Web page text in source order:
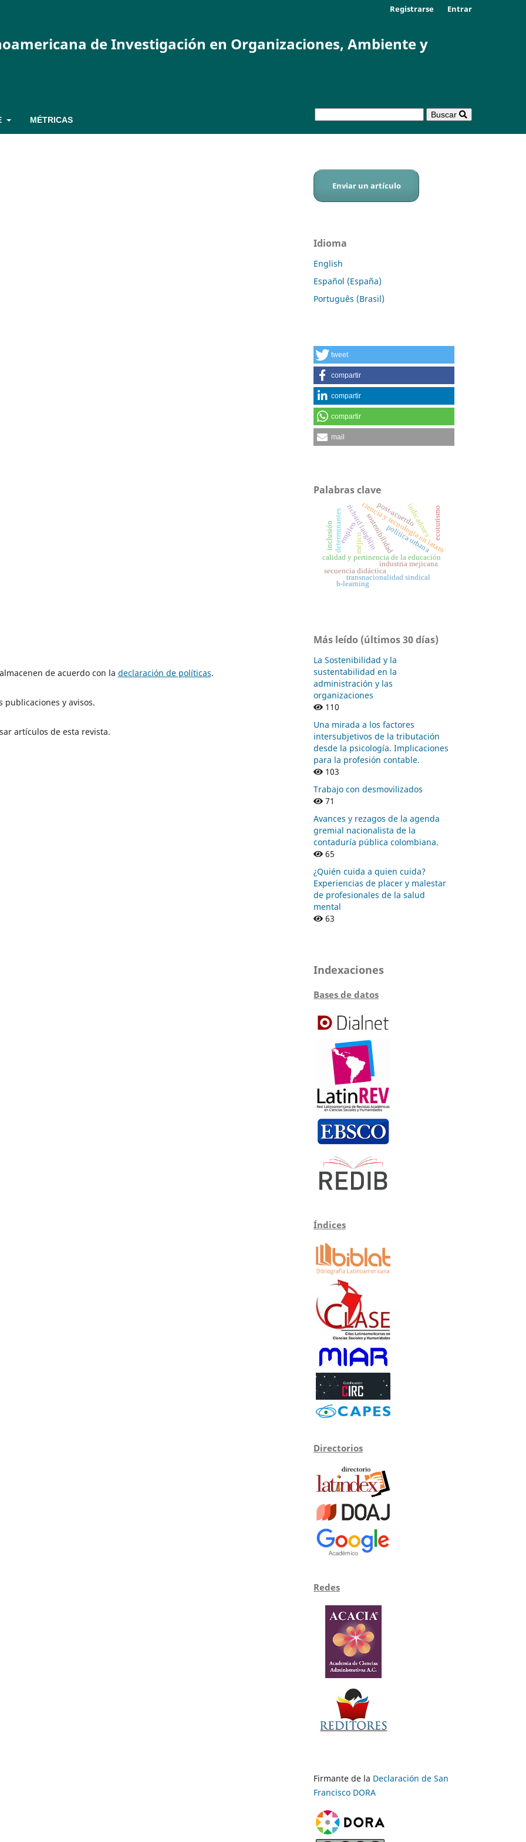
de Investigación en Organizaciones, Ambiente y
MÉTRICAS
Buscar
Registrarse Entrar
de acuerdo con la declaración de políticas.
publicaciones y avisos.
artículos de esta revista.
Enviar un artículo
Idioma
English
Español (España)
Português (Brasil)
tweet
compartir
compartir
compartir
mail
Palabras clave
richard laughlin
calidad y pertinencia de la educación
ciencia y tecnología en latam
política urbana
empleo sostenibilidad
determinantes méjico
ecoturismo
industria mejicana
secuencia didáctica
inclusión indicadores
transnacionalidad sindical
b-learning
post-acuerdo
Más leído (últimos 30 días)
La Sostenibilidad y la
sustentabilidad en la
administración y las
organizaciones
110
Una mirada a los factores
intersubjetivos de la tributación
desde la psicología. Implicaciones
para la profesión contable.
103
Trabajo con desmovilizados
71
Avances y rezagos de la agenda
gremial nacionalista de la
contaduría pública colombiana.
65
¿Quién cuida a quien cuida?
Experiencias de placer y malestar
de profesionales de la salud
mental
63
Indexaciones
Bases de datos
Índices
Directorios
Redes
Firmante de la Declaración de San
Francisco DORA